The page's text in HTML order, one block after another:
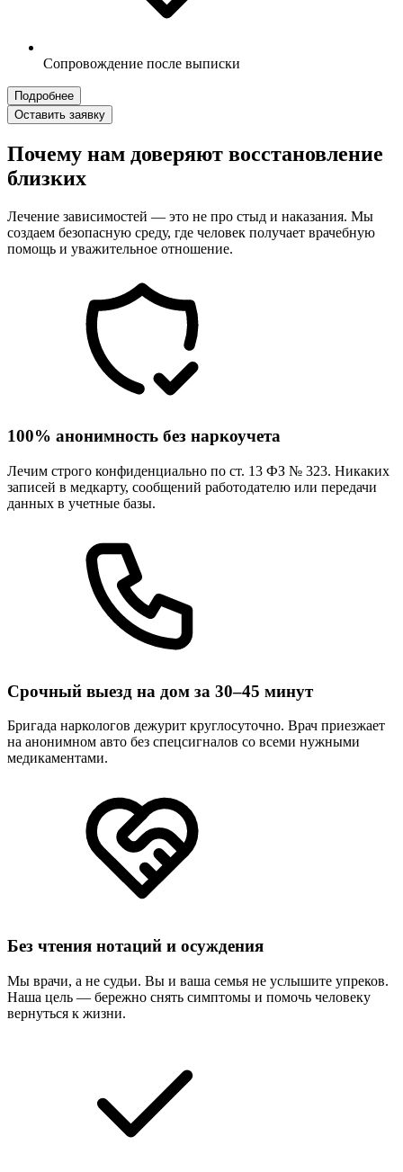
Сопровождение после выписки
Подробнее
Оставить заявку
Почему нам доверяют восстановление
близких
Лечение зависимостей — это не про стыд и наказания. Мы
создаем безопасную среду, где человек получает врачебную
помощь и уважительное отношение.
100% анонимность без наркоучета
Лечим строго конфиденциально по ст. 13 ФЗ № 323. Никаких
записей в медкарту, сообщений работодателю или передачи
данных в учетные базы.
Срочный выезд на дом за 30–45 минут
Бригада наркологов дежурит круглосуточно. Врач приезжает
на анонимном авто без спецсигналов со всеми нужными
медикаментами.
Без чтения нотаций и осуждения
Мы врачи, а не судьи. Вы и ваша семья не услышите упреков.
Наша цель — бережно снять симптомы и помочь человеку
вернуться к жизни.